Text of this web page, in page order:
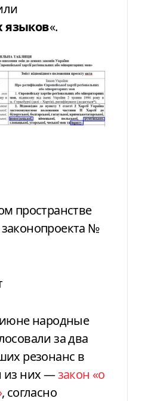
языков«.
№
народные
за два
резонанс в
из них —закон «о
, согласно